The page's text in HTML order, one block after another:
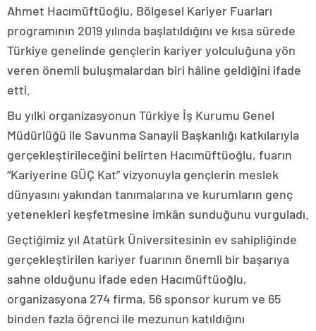
Ahmet Hacımüftüoğlu, Bölgesel Kariyer Fuarları
programının 2019 yılında başlatıldığını ve kısa sürede
Türkiye genelinde gençlerin kariyer yolculuğuna yön
veren önemli buluşmalardan biri hâline geldiğini ifade
etti.
Bu yılki organizasyonun Türkiye İş Kurumu Genel
Müdürlüğü ile Savunma Sanayii Başkanlığı katkılarıyla
gerçekleştirileceğini belirten Hacımüftüoğlu, fuarın
“Kariyerine GÜÇ Kat” vizyonuyla gençlerin meslek
dünyasını yakından tanımalarına ve kurumların genç
yetenekleri keşfetmesine imkân sunduğunu vurguladı.
Geçtiğimiz yıl Atatürk Üniversitesinin ev sahipliğinde
gerçekleştirilen kariyer fuarının önemli bir başarıya
sahne olduğunu ifade eden Hacımüftüoğlu,
organizasyona 274 firma, 56 sponsor kurum ve 65
binden fazla öğrenci ile mezunun katıldığını